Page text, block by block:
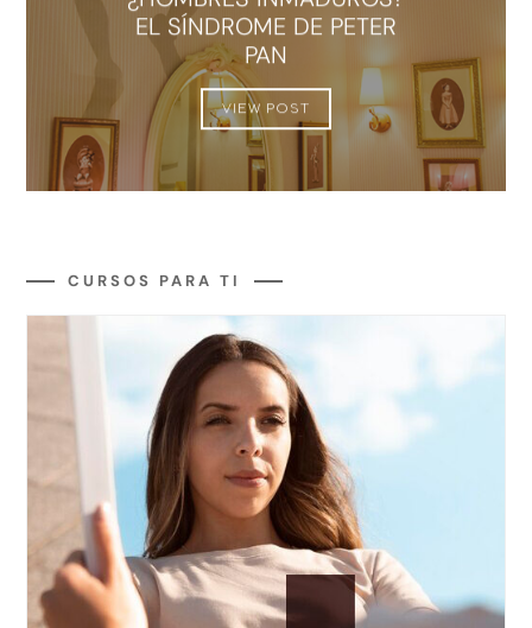
EL SÍNDROME DE PETER
PAN
VIEW POST
CURSOS PARA TI